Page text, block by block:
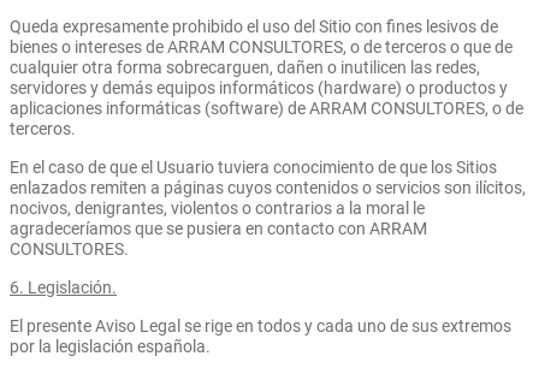
Queda expresamente prohibido el uso del Sitio con fines lesivos de
bienes o intereses de ARRAM CONSULTORES, o de terceros o que de
cualquier otra forma sobrecarguen, dañen o inutilicen las redes,
servidores y demás equipos informáticos (hardware) o productos y
aplicaciones informáticas (software) de ARRAM CONSULTORES, o de
terceros.
En el caso de que el Usuario tuviera conocimiento de que los Sitios
enlazados remiten a páginas cuyos contenidos o servicios son ilícitos,
nocivos, denigrantes, violentos o contrarios a la moral le
agradeceríamos que se pusiera en contacto con ARRAM
CONSULTORES.
6. Legislación.
El presente Aviso Legal se rige en todos y cada uno de sus extremos
por la legislación española.